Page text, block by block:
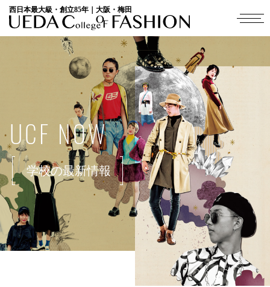
西日本最大級・創立85年｜大阪・梅田
UCF NOW
学校の最新情報